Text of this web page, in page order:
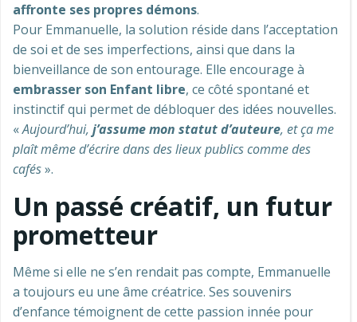
affronte ses propres démons.
Pour Emmanuelle, la solution réside dans l’acceptation
de soi et de ses imperfections, ainsi que dans la
bienveillance de son entourage. Elle encourage à
embrasser son Enfant libre, ce côté spontané et
instinctif qui permet de débloquer des idées nouvelles.
«Aujourd’hui, j’assume mon statut d’auteure, et ça me
plaît même d’écrire dans des lieux publics comme des
cafés».
Un passé créatif, un futur
prometteur
Même si elle ne s’en rendait pas compte, Emmanuelle
a toujours eu une âme créatrice. Ses souvenirs
d’enfance témoignent de cette passion innée pour